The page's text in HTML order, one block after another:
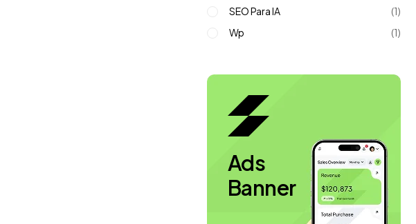
SEO Para IA
(1)
Wp
(1)
Ads
Banner